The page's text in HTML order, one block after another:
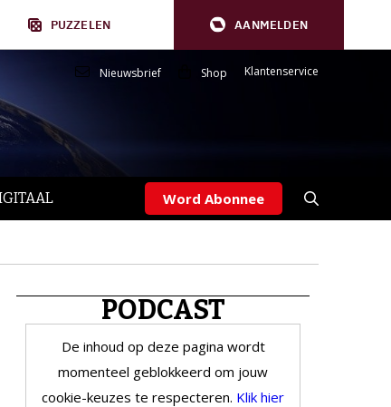
PUZZELEN AANMELDEN
Nieuwsbrief Shop Klantenservice
Word Abonnee
PODCAST
De inhoud op deze pagina wordt
momenteel geblokkeerd om jouw
cookie-keuzes te respecteren. Klik hier